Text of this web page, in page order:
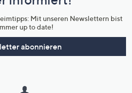
Mit unseren Newslettern bist
up to date!
abonnieren